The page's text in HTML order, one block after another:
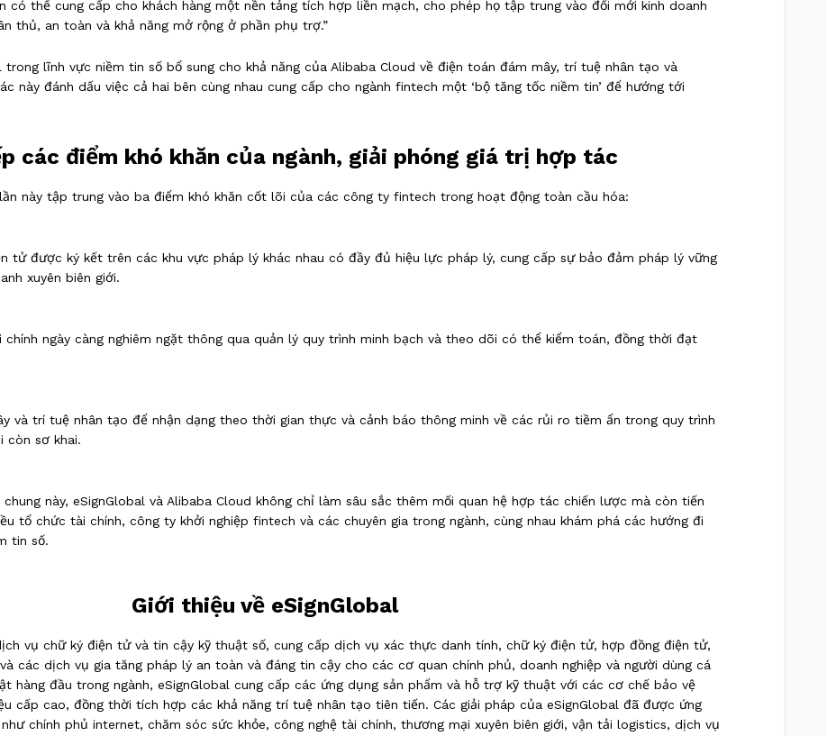
có thể cung cấp cho khách hàng một nền tảng tích hợp liền mạch, cho phép họ tập trung vào đổi mới kinh doanh
thủ, an toàn và khả năng mở rộng ở phần phụ trợ.”
trong lĩnh vực niềm tin số bổ sung cho khả năng của Alibaba Cloud về điện toán đám mây, trí tuệ nhân tạo và
này đánh dấu việc cả hai bên cùng nhau cung cấp cho ngành fintech một ‘bộ tăng tốc niềm tin’ để hướng tới
các điểm khó khăn của ngành, giải phóng giá trị hợp tác
này tập trung vào ba điểm khó khăn cốt lõi của các công ty fintech trong hoạt động toàn cầu hóa:
tử được ký kết trên các khu vực pháp lý khác nhau có đầy đủ hiệu lực pháp lý, cung cấp sự bảo đảm pháp lý vững
xuyên biên giới.
ngày càng nghiêm ngặt thông qua quản lý quy trình minh bạch và theo dõi có thể kiểm toán, đồng thời đạt
và trí tuệ nhân tạo để nhận dạng theo thời gian thực và cảnh báo thông minh về các rủi ro tiềm ẩn trong quy trình
còn sơ khai.
này, eSignGlobal và Alibaba Cloud không chỉ làm sâu sắc thêm mối quan hệ hợp tác chiến lược mà còn tiến
tổ chức tài chính, công ty khởi nghiệp fintech và các chuyên gia trong ngành, cùng nhau khám phá các hướng đi
tin số.
Giới thiệu về eSignGlobal
vụ chữ ký điện tử và tin cậy kỹ thuật số, cung cấp dịch vụ xác thực danh tính, chữ ký điện tử, hợp đồng điện tử,
các dịch vụ gia tăng pháp lý an toàn và đáng tin cậy cho các cơ quan chính phủ, doanh nghiệp và người dùng cá
hàng đầu trong ngành, eSignGlobal cung cấp các ứng dụng sản phẩm và hỗ trợ kỹ thuật với các cơ chế bảo vệ
cấp cao, đồng thời tích hợp các khả năng trí tuệ nhân tạo tiên tiến. Các giải pháp của eSignGlobal đã được ứng
chính phủ internet, chăm sóc sức khỏe, công nghệ tài chính, thương mại xuyên biên giới, vận tải logistics, dịch vụ